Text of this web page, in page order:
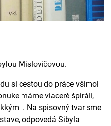
Mislovičovou.
si cestou do práce všimol
máme viaceré špiráli,
i. Na spisovný tvar sme
odpovedá Sibyla